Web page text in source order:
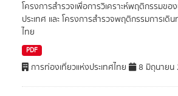
โครงการสำรวจเพื่อการวิเคราะห์พฤติกรรมขอ
ประเทศ และ โครงการสำรวจพฤติกรรมการเดิ
ไทย
PDF
การท่องเที่ยวแห่งประเทศไทย 8 มิถุนายน